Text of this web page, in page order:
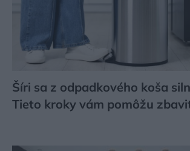
Šíri sa z odpadkového koša
Tieto kroky vám pomôžu